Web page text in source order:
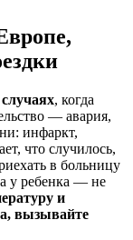
, когда
— авария,
инфаркт,
что случилось,
в больницу
у ребенка — не
и
вызывайте